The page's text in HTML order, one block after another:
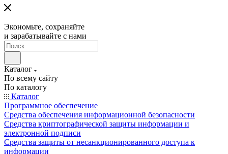
Экономьте, сохраняйте
и зарабатывайте с нами
Каталог
По всему сайту
По каталогу
Каталог
Программное обеспечение
Средства обеспечения информационной безопасности
Средства криптографической защиты информации и
электронной подписи
Средства защиты от несанкционированного доступа к
информации